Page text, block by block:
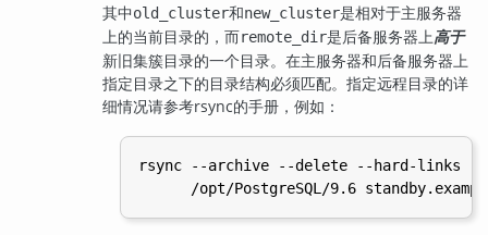
其中old_cluster和new_cluster是相对于主服务器
上的当前目录的，而remote_dir是后备服务器上高于
新旧集簇目录的一个目录。在主服务器和后备服务器上
指定目录之下的目录结构必须匹配。指定远程目录的详
细情况请参考rsync的手册，例如：
rsync --archive --delete --hard-links --